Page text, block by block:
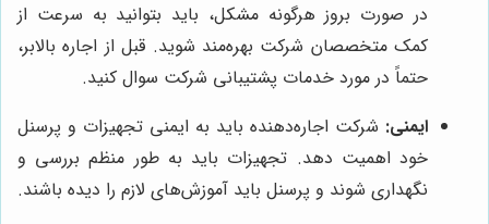
در صورت بروز هرگونه مشکل، باید بتوانید به سرعت از
کمک متخصصان شرکت بهره‌مند شوید. قبل از اجاره بالابر،
حتماً در مورد خدمات پشتیبانی شرکت سوال کنید.
ایمنی: شرکت اجاره‌دهنده باید به ایمنی تجهیزات و پرسنل
خود اهمیت دهد. تجهیزات باید به طور منظم بررسی و
نگهداری شوند و پرسنل باید آموزش‌های لازم را دیده باشند.